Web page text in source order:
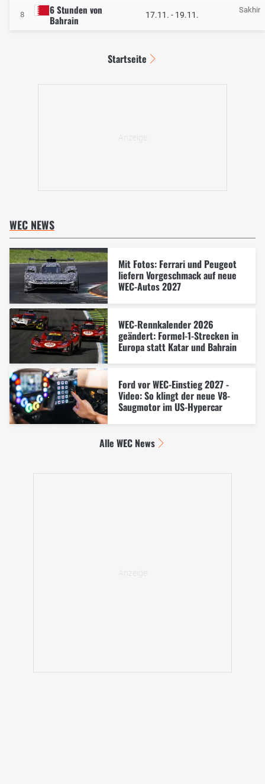
8
6 Stunden von
Bahrain
17.11. - 19.11. Sakhir
Startseite
WEC NEWS
Mit Fotos: Ferrari und Peugeot
liefern Vorgeschmack auf neue
WEC-Autos 2027
WEC-Rennkalender 2026
geändert: Formel-1-Strecken in
Europa statt Katar und Bahrain
Ford vor WEC-Einstieg 2027 -
Video: So klingt der neue V8-
Saugmotor im US-Hypercar
Alle WEC News